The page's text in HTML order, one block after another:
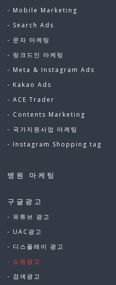
- Mobile Marketing
- Search Ads
- 문자 마케팅
- 링크드인 마케팅
- Meta & Instagram Ads
- Kakao Ads
- ACE Trader
- Contents Marketing
- 국가지원사업 마케팅
- Instagram Shopping tag
병원 마케팅
구글광고
- 유튜브 광고
- UAC광고
- 디스플레이 광고
- 쇼핑광고
- 검색광고